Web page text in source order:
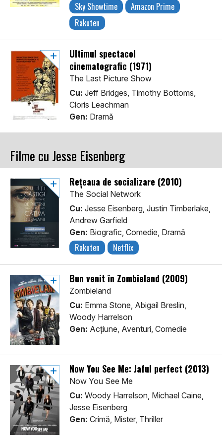
Sky Showtime
Amazon Prime
Rakuten
Ultimul spectacol
cinematografic (1971)
The Last Picture Show
Cu: Jeff Bridges, Timothy Bottoms,
Cloris Leachman
Gen: Dramă
Filme cu Jesse Eisenberg
Rețeaua de socializare (2010)
The Social Network
Cu: Jesse Eisenberg, Justin Timberlake,
Andrew Garfield
Gen: Biografic, Comedie, Dramă
Rakuten Netflix
Bun venit în Zombieland (2009)
Zombieland
Cu: Emma Stone, Abigail Breslin,
Woody Harrelson
Gen: Acţiune, Aventuri, Comedie
Now You See Me: Jaful perfect (2013)
Now You See Me
Cu: Woody Harrelson, Michael Caine,
Jesse Eisenberg
Gen: Crimă, Mister, Thriller